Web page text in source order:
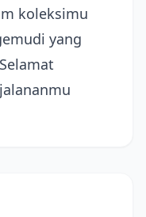
koleksimu
yang